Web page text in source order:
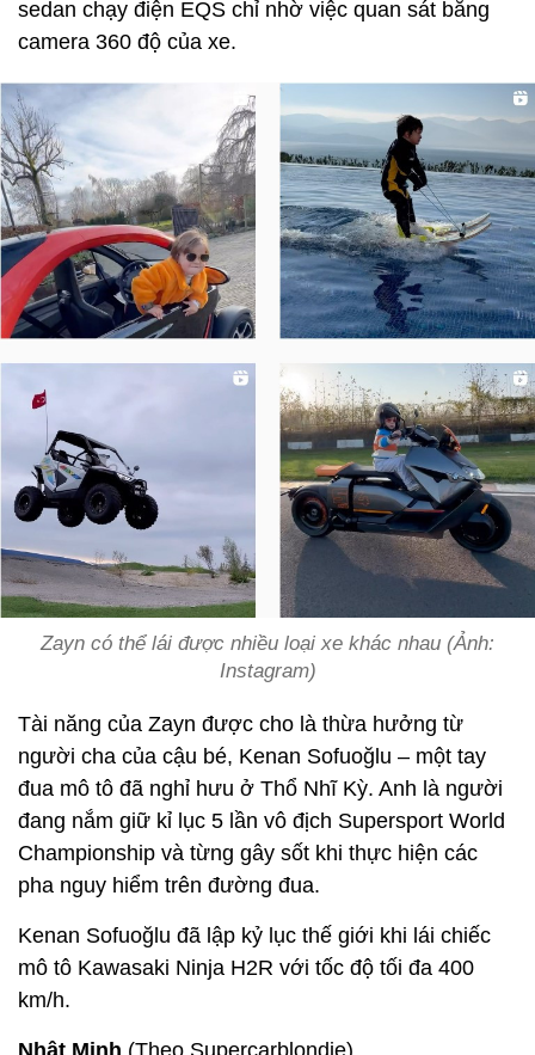
sedan chạy điện EQS chỉ nhờ việc quan sát bằng
camera 360 độ của xe.
Zayn có thể lái được nhiều loại xe khác nhau (Ảnh:
Instagram)
Tài năng của Zayn được cho là thừa hưởng từ
người cha của cậu bé, Kenan Sofuoğlu – một tay
đua mô tô đã nghỉ hưu ở Thổ Nhĩ Kỳ. Anh là người
đang nắm giữ kỉ lục 5 lần vô địch Supersport World
Championship và từng gây sốt khi thực hiện các
pha nguy hiểm trên đường đua.
Kenan Sofuoğlu đã lập kỷ lục thế giới khi lái chiếc
mô tô Kawasaki Ninja H2R với tốc độ tối đa 400
km/h.
Nhật Minh (Theo Supercarblondie)